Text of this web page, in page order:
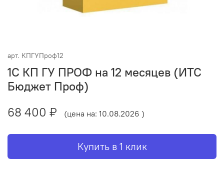
арт. КПГУПроф12
1С КП ГУ ПРОФ на 12 месяцев (ИТС
Бюджет Проф)
68 400 ₽
(цена на: 10.08.2026 )
Купить в 1 клик